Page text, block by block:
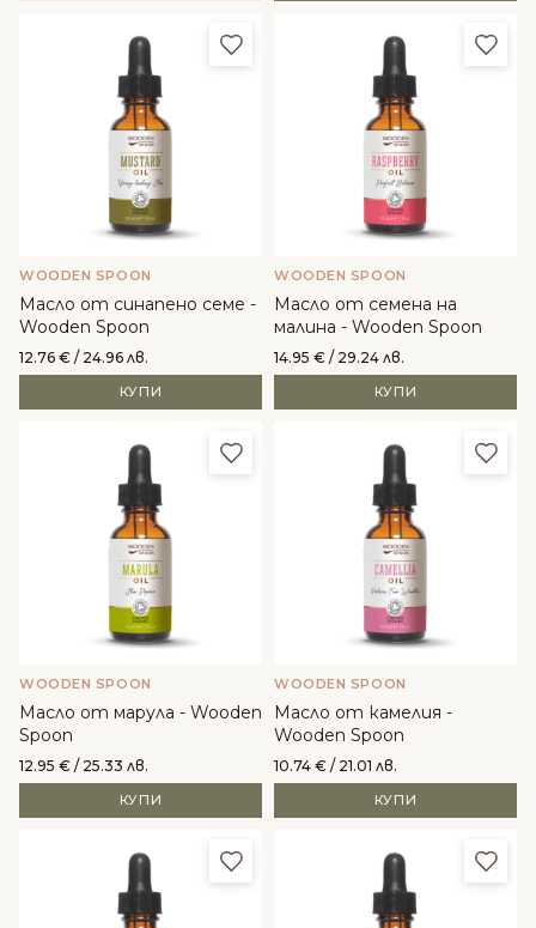
Добави в любими
WOODEN SPOON
Масло от синапено семе -
Wooden Spoon
12.76 € / 24.96 лв.
КУПИ
WOODEN SPOON
Масло от семена на
малина - Wooden Spoon
14.95 € / 29.24 лв.
КУПИ
Добави в любими
WOODEN SPOON
Масло от марула - Wooden
Spoon
12.95 € / 25.33 лв.
КУПИ
WOODEN SPOON
Масло от камелия -
Wooden Spoon
10.74 € / 21.01 лв.
КУПИ
Добави в любими